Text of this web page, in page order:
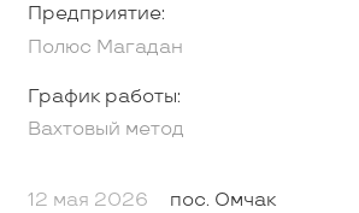
Предприятие:
Полюс Магадан
График работы:
Вахтовый метод
12 мая 2026 пос. Омчак